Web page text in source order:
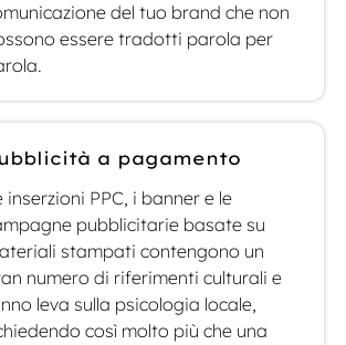
del tuo brand che non
essere tradotti parola per
a pagamento
inserzioni PPC, i banner e le
pubblicitarie basate su
stampati contengono un
numero di riferimenti culturali e
leva sulla psicologia locale,
così molto più che una